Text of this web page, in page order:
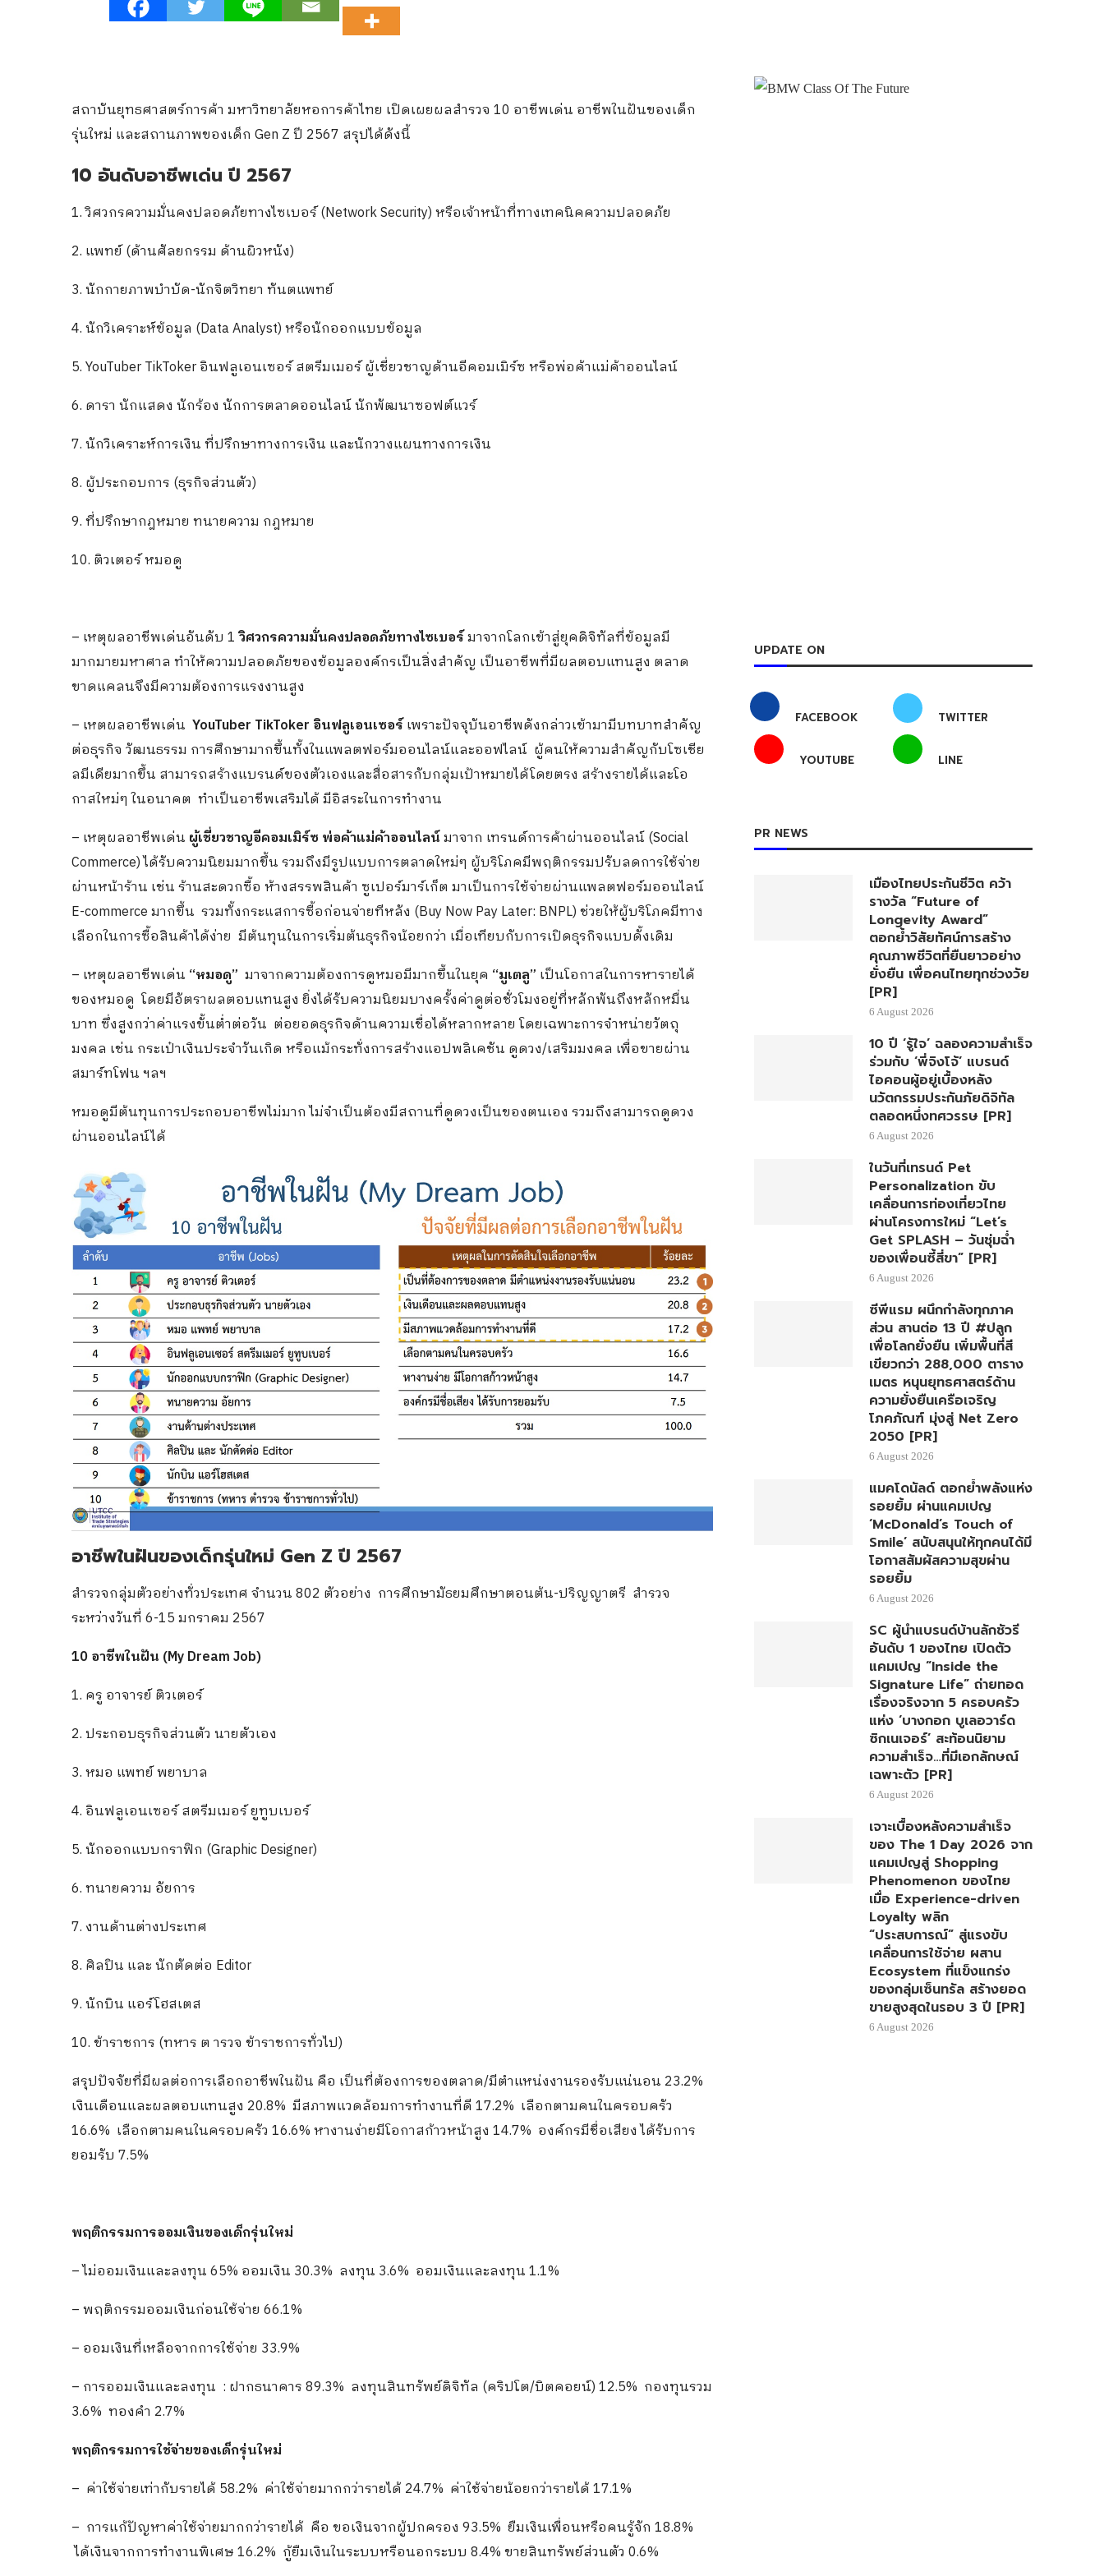
สถาบันยุทธศาสตร์การค้า มหาวิทยาลัยหอการค้าไทย เปิดเผยผลสำรวจ 10 อาชีพเด่น อาชีพในฝันของเด็ก
รุ่นใหม่ และสถานภาพของเด็ก Gen Z ปี 2567 สรุปได้ดังนี้
10 อันดับอาชีพเด่น ปี 2567
1. วิศวกรความมั่นคงปลอดภัยทางไซเบอร์ (Network Security) หรือเจ้าหน้าที่ทางเทคนิคความปลอดภัย
2. แพทย์ (ด้านศัลยกรรม ด้านผิวหนัง)
3. นักกายภาพบำบัด-นักจิตวิทยา ทันตแพทย์
4. นักวิเคราะห์ข้อมูล (Data Analyst) หรือนักออกแบบข้อมูล
5. YouTuber TikToker อินฟลูเอนเซอร์ สตรีมเมอร์ ผู้เชี่ยวชาญด้านอีคอมเมิร์ซ หรือพ่อค้าแม่ค้าออนไลน์
6. ดารา นักแสดง นักร้อง นักการตลาดออนไลน์ นักพัฒนาซอฟต์แวร์
7. นักวิเคราะห์การเงิน ที่ปรึกษาทางการเงิน และนักวางแผนทางการเงิน
8. ผู้ประกอบการ (ธุรกิจส่วนตัว)
9. ที่ปรึกษากฎหมาย ทนายความ กฎหมาย
10. ติวเตอร์ หมอดู
– เหตุผลอาชีพเด่นอันดับ 1วิศวกรความมั่นคงปลอดภัยทางไซเบอร์มาจากโลกเข้าสู่ยุคดิจิทัลที่ข้อมูลมี
มากมายมหาศาล ทำให้ความปลอดภัยของข้อมูลองค์กรเป็นสิ่งสำคัญ เป็นอาชีพที่มีผลตอบแทนสูง ตลาด
ขาดแคลนจึงมีความต้องการแรงงานสูง
– เหตผลอาชีพเด่น YouTuber TikToker อินฟลูเอนเซอร์เพราะปัจจุบันอาชีพดังกล่าวเข้ามามีบทบาทสำคัญ
ต่อธุรกิจ วัฒนธรรม การศึกษามากขึ้นทั้งในแพลตฟอร์มออนไลน์และออฟไลน์ ผู้คนให้ความสำคัญกับโซเชีย
ลมีเดียมากขึ้น สามารถสร้างแบรนด์ของตัวเองและสื่อสารกับกลุ่มเป้าหมายได้โดยตรง สร้างรายได้และโอ
กาสใหม่ๆ ในอนาคต ทำเป็นอาชีพเสริมได้ มีอิสระในการทำงาน
– เหตุผลอาชีพเด่น ผู้เชี่ยวชาญอีคอมเมิร์ซ พ่อค้าแม่ค้าออนไลน์มาจาก เทรนด์การค้าผ่านออนไลน์ (Social
Commerce) ได้รับความนิยมมากขึ้น รวมถึงมีรูปแบบการตลาดใหม่ๆ ผู้บริโภคมีพฤติกรรมปรับลดการใช้จ่าย
ผ่านหน้าร้าน เช่น ร้านสะดวกซื้อ ห้างสรรพสินค้า ซูเปอร์มาร์เก็ต มาเป็นการใช้จ่ายผ่านแพลตฟอร์มออนไลน์
E-commerce มากขึ้น รวมทั้งกระแสการซื้อก่อนจ่ายทีหลัง (Buy Now Pay Later: BNPL) ช่วยให้ผู้บริโภคมีทาง
เลือกในการซื้อสินค้าได้ง่าย มีต้นทุนในการเริ่มต้นธุรกิจน้อยกว่า เมื่อเทียบกับการเปิดธุรกิจแบบดั้งเดิม
– เหตุผลอาชีพเด่น “หมอดู” มาจากความต้องการดูหมอมีมากขึ้นในยุค “มูเตลู” เป็นโอกาสในการหารายได้
ของหมอดู โดยมีอัตราผลตอบแทนสูง ยิ่งได้รับความนิยมบางครั้งค่าดูต่อชั่วโมงอยู่ที่หลักพันถึงหลักหมื่น
บาท ซึ่งสูงกว่าค่าแรงขั้นต่ำต่อวัน ต่อยอดธุรกิจด้านความเชื่อได้หลากหลาย โดยเฉพาะการจำหน่ายวัตถุ
มงคล เช่น กระเป๋าเงินประจำวันเกิด หรือแม้กระทั่งการสร้างแอปพลิเคชัน ดูดวง/เสริมมงคล เพื่อขายผ่าน
สมาร์ทโฟน ฯลฯ
หมอดูมีต้นทุนการประกอบอาชีพไม่มาก ไม่จำเป็นต้องมีสถานที่ดูดวงเป็นของตนเอง รวมถึงสามารถดูดวง
ผ่านออนไลน์ได้
อาชีพในฝันของเด็กรุ่นใหม่ Gen Z ปี 2567
สำรวจกลุ่มตัวอย่างทั่วประเทศ จำนวน 802 ตัวอย่าง การศึกษามัธยมศึกษาตอนต้น-ปริญญาตรี สำรวจ
ระหว่างวันที่ 6-15 มกราคม 2567
10 อาชีพในฝัน (My Dream Job)
1. ครู อาจารย์ ติวเตอร์
2. ประกอบธุรกิจส่วนตัว นายตัวเอง
3. หมอ แพทย์ พยาบาล
4. อินฟลูเอนเซอร์ สตรีมเมอร์ ยูทูบเบอร์
5. นักออกแบบกราฟิก (Graphic Designer)
6. ทนายความ อัยการ
7. งานด้านต่างประเทศ
8. ศิลปิน และ นักตัดต่อ Editor
9. นักบิน แอร์โฮสเตส
10. ข้าราชการ (ทหาร ต ารวจ ข้าราชการทั่วไป)
สรุปปัจจัยที่มีผลต่อการเลือกอาชีพในฝัน คือ เป็นที่ต้องการของตลาด/มีตำแหน่งงานรองรับแน่นอน 23.2%
เงินเดือนและผลตอบแทนสูง 20.8% มีสภาพแวดล้อมการทำงานที่ดี 17.2% เลือกตามคนในครอบครัว
16.6% เลือกตามคนในครอบครัว 16.6% หางานง่ายมีโอกาสก้าวหน้าสูง 14.7% องค์กรมีชื่อเสียง ได้รับการ
ยอมรับ 7.5%
พฤติกรรมการออมเงินของเด็กรุ่นใหม่
– ไม่ออมเงินและลงทุน 65% ออมเงิน 30.3% ลงทุน 3.6% ออมเงินและลงทุน 1.1%
– พฤติกรรมออมเงินก่อนใช้จ่าย 66.1%
– ออมเงินที่เหลือจากการใช้จ่าย 33.9%
– การออมเงินและลงทุน : ฝากธนาคาร 89.3% ลงทุนสินทรัพย์ดิจิทัล (คริปโต/บิตคอยน์) 12.5% กองทุนรวม
3.6% ทองคำ 2.7%
พฤติกรรมการใช้จ่ายของเด็กรุ่นใหม่
– ค่าใช้จ่ายเท่ากับรายได้ 58.2% ค่าใช้จ่ายมากกว่ารายได้ 24.7% ค่าใช้จ่ายน้อยกว่ารายได้ 17.1%
– การแก้ปัญหาค่าใช้จ่ายมากกว่ารายได้ คือ ขอเงินจากผู้ปกครอง 93.5% ยืมเงินเพื่อนหรือคนรู้จัก 18.8%
ได้เงินจากการทำงานพิเศษ 16.2% กู้ยืมเงินในระบบหรือนอกระบบ 8.4% ขายสินทรัพย์ส่วนตัว 0.6%
UPDATE ON
FACEBOOK TWITTER
YOUTUBE LINE
PR NEWS
เมืองไทยประกันชีวิต คว้า
รางวัล “Future of
Longevity Award”
ตอกย้ำวิสัยทัศน์การสร้าง
คุณภาพชีวิตที่ยืนยาวอย่าง
ยั่งยืน เพื่อคนไทยทุกช่วงวัย
[PR]
6 August 2026
10 ปี ‘รู้ใจ’ ฉลองความสำเร็จ
ร่วมกับ ‘พี่จิงโจ้’ แบรนด์
ไอคอนผู้อยู่เบื้องหลัง
นวัตกรรมประกันภัยดิจิทัล
ตลอดหนึ่งทศวรรษ [PR]
6 August 2026
ในวันที่เทรนด์ Pet
Personalization ขับ
เคลื่อนการท่องเที่ยวไทย
ผ่านโครงการใหม่ “Let’s
Get SPLASH – วันชุ่มฉ่ำ
ของเพื่อนซี้สี่ขา” [PR]
6 August 2026
ซีพีแรม ผนึกกำลังทุกภาค
ส่วน สานต่อ 13 ปี #ปลูก
เพื่อโลกยั่งยืน เพิ่มพื้นที่สี
เขียวกว่า 288,000 ตาราง
เมตร หนุนยุทธศาสตร์ด้าน
ความยั่งยืนเครือเจริญ
โภคภัณฑ์ มุ่งสู่ Net Zero
2050 [PR]
6 August 2026
แมคโดนัลด์ ตอกย้ำพลังแห่ง
รอยยิ้ม ผ่านแคมเปญ
‘McDonald’s Touch of
Smile’ สนับสนุนให้ทุกคนได้มี
โอกาสสัมผัสความสุขผ่าน
รอยยิ้ม
6 August 2026
SC ผู้นำแบรนด์บ้านลักชัวรี
อันดับ 1 ของไทย เปิดตัว
แคมเปญ “Inside the
Signature Life” ถ่ายทอด
เรื่องจริงจาก 5 ครอบครัว
แห่ง ‘บางกอก บูเลอวาร์ด
ซิกเนเจอร์’ สะท้อนนิยาม
ความสำเร็จ…ที่มีเอกลักษณ์
เฉพาะตัว [PR]
6 August 2026
เจาะเบื้องหลังความสำเร็จ
ของ The 1 Day 2026 จาก
แคมเปญสู่ Shopping
Phenomenon ของไทย
เมื่อ Experience-driven
Loyalty พลิก
“ประสบการณ์” สู่แรงขับ
เคลื่อนการใช้จ่าย ผสาน
Ecosystem ที่แข็งแกร่ง
ของกลุ่มเซ็นทรัล สร้างยอด
ขายสูงสุดในรอบ 3 ปี [PR]
6 August 2026